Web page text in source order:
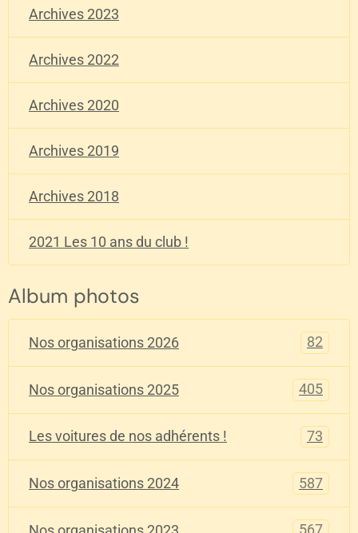
Archives 2023
Archives 2022
Archives 2020
Archives 2019
Archives 2018
2021 Les 10 ans du club !
Album photos
Nos organisations 2026 82
Nos organisations 2025 405
Les voitures de nos adhérents ! 73
Nos organisations 2024 587